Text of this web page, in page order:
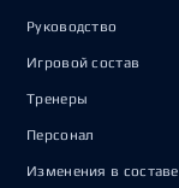
Руководство
Игровой состав
Тренеры
Персонал
Изменения в составе